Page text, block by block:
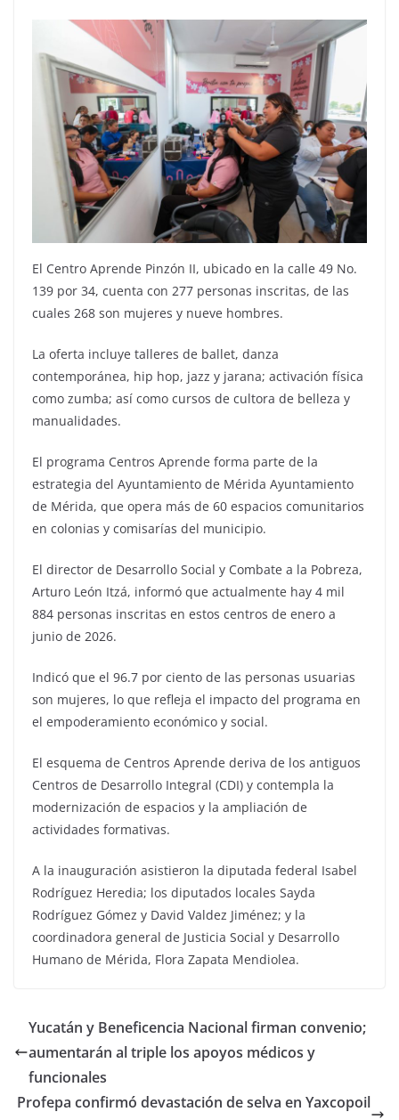
El Centro Aprende Pinzón II, ubicado en la calle 49 No.
139 por 34, cuenta con 277 personas inscritas, de las
cuales 268 son mujeres y nueve hombres.
La oferta incluye talleres de ballet, danza
contemporánea, hip hop, jazz y jarana; activación física
como zumba; así como cursos de cultora de belleza y
manualidades.
El programa Centros Aprende forma parte de la
estrategia del Ayuntamiento de Mérida Ayuntamiento
de Mérida, que opera más de 60 espacios comunitarios
en colonias y comisarías del municipio.
El director de Desarrollo Social y Combate a la Pobreza,
Arturo León Itzá, informó que actualmente hay 4 mil
884 personas inscritas en estos centros de enero a
junio de 2026.
Indicó que el 96.7 por ciento de las personas usuarias
son mujeres, lo que refleja el impacto del programa en
el empoderamiento económico y social.
El esquema de Centros Aprende deriva de los antiguos
Centros de Desarrollo Integral (CDI) y contempla la
modernización de espacios y la ampliación de
actividades formativas.
A la inauguración asistieron la diputada federal Isabel
Rodríguez Heredia; los diputados locales Sayda
Rodríguez Gómez y David Valdez Jiménez; y la
coordinadora general de Justicia Social y Desarrollo
Humano de Mérida, Flora Zapata Mendiolea.
Yucatán y Beneficencia Nacional firman convenio;
aumentarán al triple los apoyos médicos y
funcionales
Profepa confirmó devastación de selva en Yaxcopoil